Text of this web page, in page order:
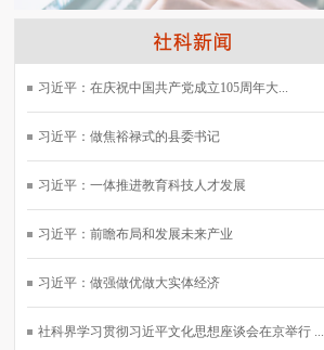
习近平：在庆祝中国共产党成立105周年大...
习近平：做焦裕禄式的县委书记
习近平：一体推进教育科技人才发展
习近平：前瞻布局和发展未来产业
习近平：做强做优做大实体经济
社科界学习贯彻习近平文化思想座谈会在京举行 ...